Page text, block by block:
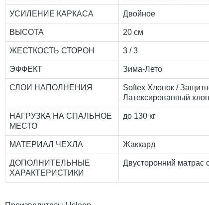
УСИЛЕНИЕ КАРКАСА Двойное
ВЫСОТА 20 см
ЖЕСТКОСТЬ СТОРОН 3 / 3
ЭФФЕКТ Зима-Лето
СЛОИ НАПОЛНЕНИЯ
Softex Хлопок /
Латексированный
НАГРУЗКА НА СПАЛЬНОЕ
МЕСТО
до 130 кг
МАТЕРИАЛ ЧЕХЛА Жаккард
ДОПОЛНИТЕЛЬНЫЕ
ХАРАКТЕРИСТИКИ
Двусторонний матрас